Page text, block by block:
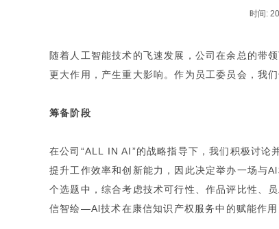
时间:
随着人工智能技术的飞速发展，公司在余总的带
更大作用，产生重大影响。作为员工委员会，我
筹备阶段
在公司“ALL IN AI”的战略指导下，我们积极讨
提升工作效率和创新能力，因此决定举办一场与
个选题中，综合考虑技术可行性、作品评比性、
信智绘—Al技术在康信知识产权服务中的赋能作用